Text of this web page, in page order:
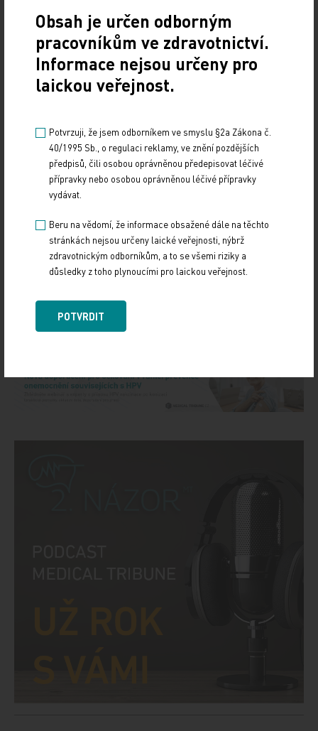
450 pacientům. Přes 200 pump bylo dlouhodobých,
250 krátkodobých. V současnosti pak ročně naši
lékaři pomohou průměrně 70 nemocným,“ říká
ředitel IKEM MUDr. Aleš Herman, Ph.D.
indukčnímu dobíjení baterie, kdy celý systém bude
implantován do těla pacienta. Neustále se také
zlepšují ostatní parametry baterií – ať už jde o
počet nabíjecích cyklů, nebo výdrž na jedno nabití.
Zdroj: Medical Tribune
IMPORT: TITULY
Sdílejte článek
Obsah je určen odborným
pracovníkům ve zdravotnictví.
Informace nejsou určeny pro
laickou veřejnost.
Potvrzuji, že jsem odborníkem ve smyslu §2a Zákona č.
40/1995 Sb., o regulaci reklamy, ve znění pozdějších
předpisů, čili osobou oprávněnou předepisovat léčivé
přípravky nebo osobou oprávněnou léčivé přípravky
vydávat.
Beru na vědomí, že informace obsažené dále na těchto
stránkách nejsou určeny laické veřejnosti, nýbrž
zdravotnickým odborníkům, a to se všemi riziky a
důsledky z toho plynoucími pro laickou veřejnost.
POTVRDIT